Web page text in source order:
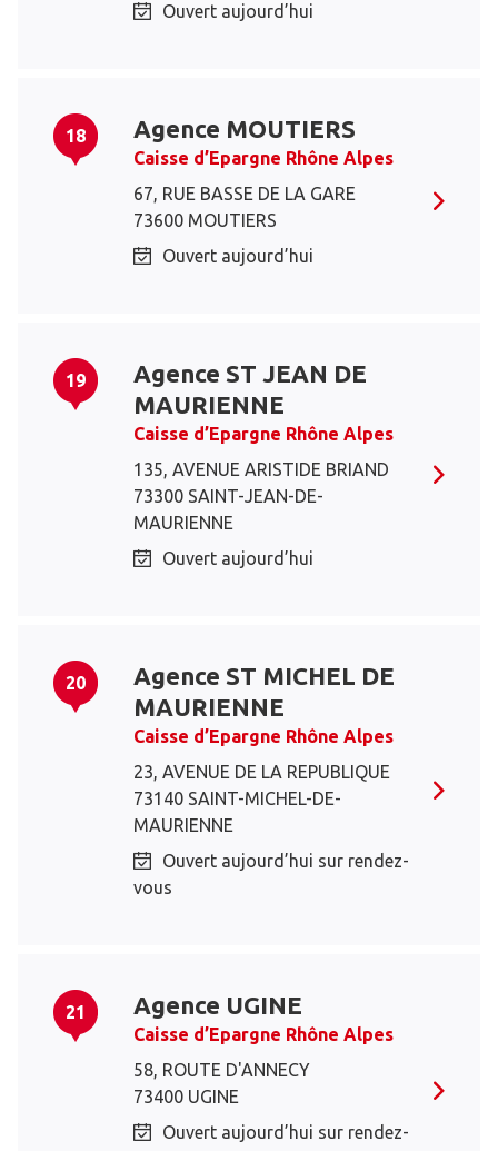
Ouvert aujourd’hui
18 Agence MOUTIERS
Caisse d’Epargne Rhône Alpes
67, RUE BASSE DE LA GARE
73600 MOUTIERS
Ouvert aujourd’hui
19
Agence ST JEAN DE
MAURIENNE
Caisse d’Epargne Rhône Alpes
135, AVENUE ARISTIDE BRIAND
73300 SAINT-JEAN-DE-
MAURIENNE
Ouvert aujourd’hui
20
Agence ST MICHEL DE
MAURIENNE
Caisse d’Epargne Rhône Alpes
23, AVENUE DE LA REPUBLIQUE
73140 SAINT-MICHEL-DE-
MAURIENNE
Ouvert aujourd’hui sur rendez-
vous
21 Agence UGINE
Caisse d’Epargne Rhône Alpes
58, ROUTE D'ANNECY
73400 UGINE
Ouvert aujourd’hui sur rendez-